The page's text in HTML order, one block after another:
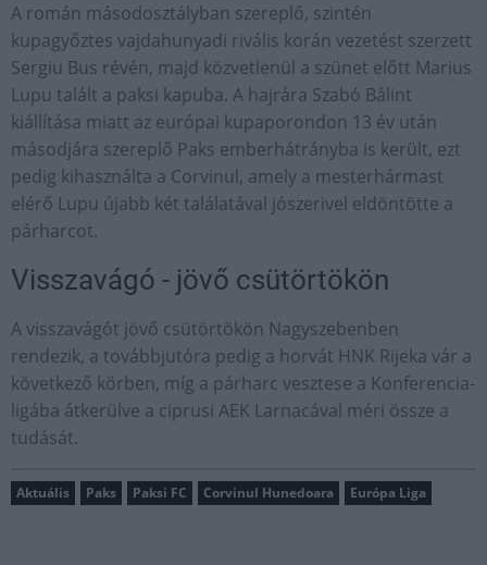
A román másodosztályban szereplő, szintén
kupagyőztes vajdahunyadi rivális korán vezetést szerzett
Sergiu Bus révén, majd közvetlenül a szünet előtt Marius
Lupu talált a paksi kapuba. A hajrára Szabó Bálint
kiállítása miatt az európai kupaporondon 13 év után
másodjára szereplő Paks emberhátrányba is került, ezt
pedig kihasználta a Corvinul, amely a mesterhármast
elérő Lupu újabb két találatával jószerivel eldöntötte a
párharcot.
Visszavágó - jövő csütörtökön
A visszavágót jövő csütörtökön Nagyszebenben
rendezik, a továbbjutóra pedig a horvát HNK Rijeka vár a
következő körben, míg a párharc vesztese a Konferencia-
ligába átkerülve a ciprusi AEK Larnacával méri össze a
tudását.
Aktuális Paks Paksi FC Corvinul Hunedoara Európa Liga